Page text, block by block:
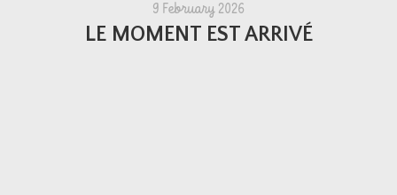
9 February 2026
LE MOMENT EST ARRIVÉ